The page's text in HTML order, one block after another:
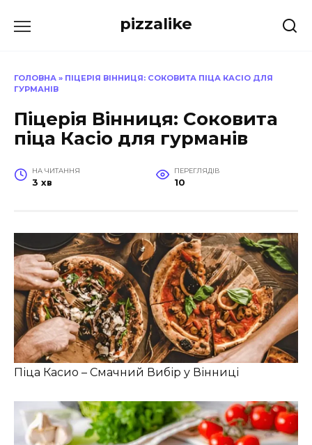
до
pizzalike
ГОЛОВНА » ПІЦЕРІЯ ВІННИЦЯ: СОКОВИТА ПІЦА КАСІО ДЛЯ
ГУРМАНІВ
Піцерія Вінниця: Соковита
піца Касіо для гурманів
НА ЧИТАННЯ
3 хв
ПЕРЕГЛЯДІВ
10
Піца Касио – Смачний Вибір у Вінниці